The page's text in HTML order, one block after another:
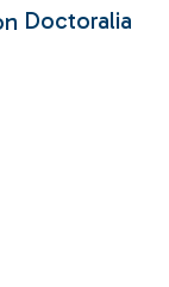
Doctoralia